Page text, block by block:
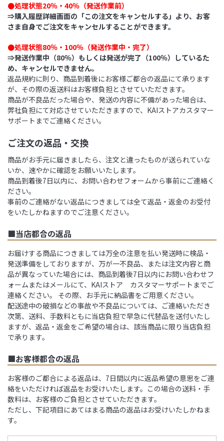
●処理状態20％・40％（発送作業前）
⇒購入履歴詳細画面の「この注文をキャンセルする」より、お客
さま自身でご注文をキャンセルすることができます。
●処理状態80％・100％（発送作業中・完了）
⇒発送作業中（80％）もしくは発送が完了（100％）しているた
め、キャンセルできません。
返品規約に則り、商品到着後にお客様ご都合の返品にて承ります
が、その際の返送料はお客様負担とさせていただきます。
商品が不良品だった場合や、発送の内容に不備があった場合は、
弊社負担にて対応させていただきますので、KAIストアカスタマー
サポートまでご連絡ください。
ご注文の返品・交換
商品がお手元に届きましたら、注文と違ったものが送られていな
いか、速やかに確認をお願いいたします。
商品到着後7日以内に、お問い合わせフォームから事前にご連絡く
ださい。
事前のご連絡がない返品につきましては全て返品・返金のお受付
をいたしかねますのでご注意ください。
■当店都合の返品
お届けする商品につきましては万全の注意を払い発送時に検品・
発送準備をしておりますが、万が一不良品、または注文内容と商
品が異なっていた場合には、商品到着後7日以内にお問い合わせフ
ォームまたはメールにて、KAIストア カスタマーサポートまでご
連絡ください。 その際、お手元に納品書をご用意ください。
配送途中の破損などの事故や不良品については、ご連絡いただき
次第、送料、手数料ともに当店負担で早急に代替品を送付いたし
ますが、返品・返金をご希望の場合は、該当商品に限り当店負担
で承ります。
■お客様都合の返品
お客様のご都合による返品は、7日間以内に返品希望の意思をご連
絡をいただければ返品をお受けいたします。この場合の送料・手
数料は、お客様のご負担とさせていただきます。
ただし、下記項目にあてはまる商品の返品はお受けいたしかねま
す。